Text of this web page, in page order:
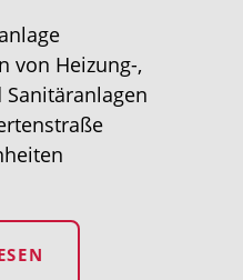
von Heizung-,